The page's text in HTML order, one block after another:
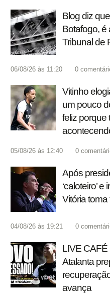
Blog diz
Botafogo, é
Tribunal de
06/08/26 às 11:20 0
Vitinho
um pouco
feliz porque
05/08/26 às 12:40 0
Após
‘caloteiro’
Vitória
04/08/26 às 19:21 0
LIVE CAFÉ
Atalanta
avança